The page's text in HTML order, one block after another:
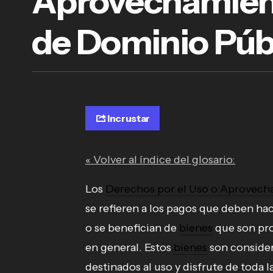
de Dominio
Incrustar
« Volver al índice del glosario:
Los Derechos por el Uso o
se refieren a los pagos que deben
o se benefician de bienes que son
en general. Estos bienes son
destinados al uso y disfrute de toda